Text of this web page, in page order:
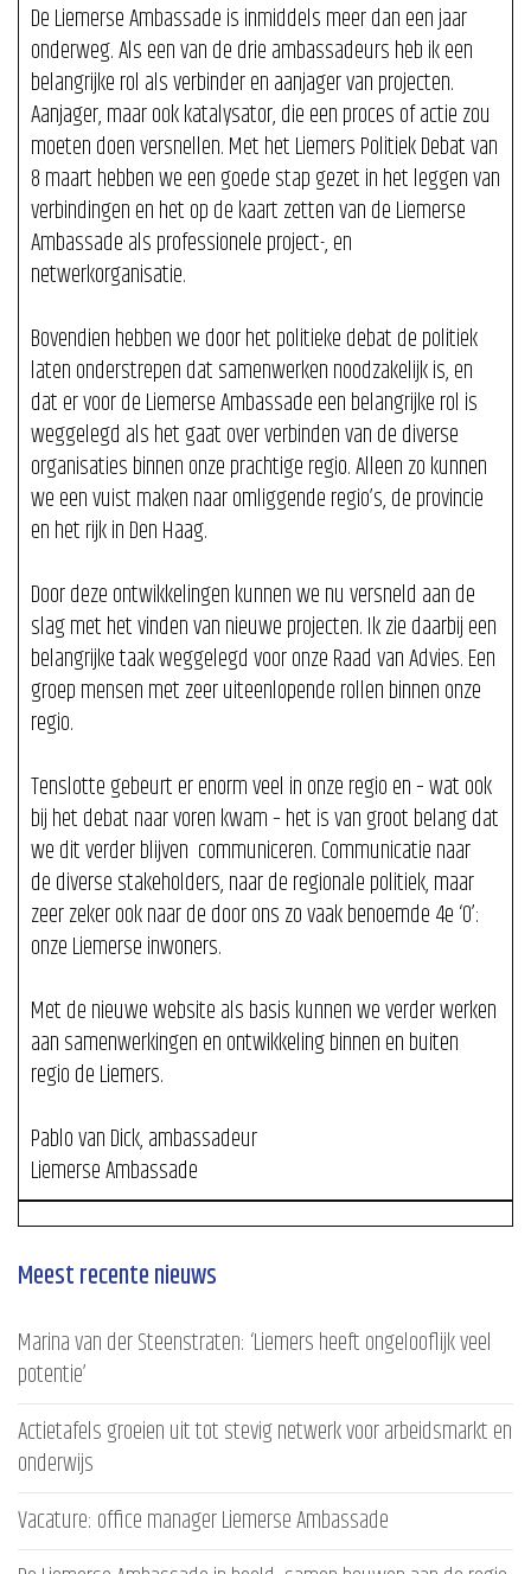
De Liemerse Ambassade is inmiddels meer dan een jaar
onderweg. Als een van de drie ambassadeurs heb ik een
belangrijke rol als verbinder en aanjager van projecten.
Aanjager, maar ook katalysator, die een proces of actie zou
moeten doen versnellen. Met het Liemers Politiek Debat van
8 maart hebben we een goede stap gezet in het leggen van
verbindingen en het op de kaart zetten van de Liemerse
Ambassade als professionele project-, en
netwerkorganisatie.
Bovendien hebben we door het politieke debat de politiek
laten onderstrepen dat samenwerken noodzakelijk is, en
dat er voor de Liemerse Ambassade een belangrijke rol is
weggelegd als het gaat over verbinden van de diverse
organisaties binnen onze prachtige regio. Alleen zo kunnen
we een vuist maken naar omliggende regio’s, de provincie
en het rijk in Den Haag.
Door deze ontwikkelingen kunnen we nu versneld aan de
slag met het vinden van nieuwe projecten. Ik zie daarbij een
belangrijke taak weggelegd voor onze Raad van Advies. Een
groep mensen met zeer uiteenlopende rollen binnen onze
regio.
Tenslotte gebeurt er enorm veel in onze regio en – wat ook
bij het debat naar voren kwam – het is van groot belang dat
we dit verder blijven communiceren. Communicatie naar
de diverse stakeholders, naar de regionale politiek, maar
zeer zeker ook naar de door ons zo vaak benoemde 4e ‘O’:
onze Liemerse inwoners.
Met de nieuwe website als basis kunnen we verder werken
aan samenwerkingen en ontwikkeling binnen en buiten
regio de Liemers.
Pablo van Dick, ambassadeur
Liemerse Ambassade
Meest recente nieuws
Marina van der Steenstraten: ‘Liemers heeft ongelooflijk veel
potentie’
Actietafels groeien uit tot stevig netwerk voor arbeidsmarkt en
onderwijs
Vacature: office manager Liemerse Ambassade